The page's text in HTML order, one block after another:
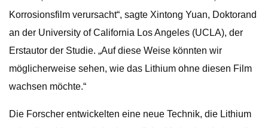
Korrosionsfilm verursacht“, sagte Xintong Yuan, Doktorand
an der University of California Los Angeles (UCLA), der
Erstautor der Studie. „Auf diese Weise könnten wir
möglicherweise sehen, wie das Lithium ohne diesen Film
wachsen möchte.“
Die Forscher entwickelten eine neue Technik, die Lithium